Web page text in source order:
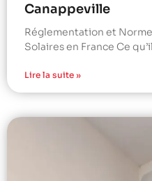
Canappeville
Réglementation et
Solaires en France Ce
Lire la suite »